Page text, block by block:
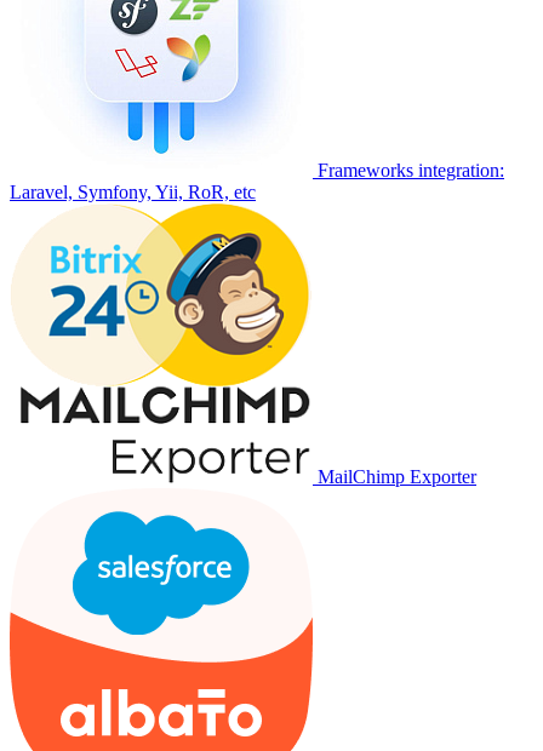
Frameworks integration:
Laravel, Symfony, Yii, RoR, etc
MailChimp Exporter